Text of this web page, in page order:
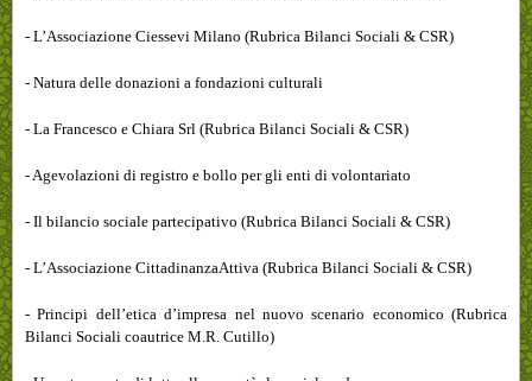
- L’Associazione Ciessevi Milano (Rubrica Bilanci Sociali & CSR)
- Natura delle donazioni a fondazioni culturali
- La Francesco e Chiara Srl (Rubrica Bilanci Sociali & CSR)
- Agevolazioni di registro e bollo per gli enti di volontariato
- Il bilancio sociale partecipativo (Rubrica Bilanci Sociali & CSR)
- L’Associazione CittadinanzaAttiva (Rubrica Bilanci Sociali & CSR)
- Principi dell’etica d’impresa nel nuovo scenario economico (Rubrica
Bilanci Sociali coautrice M.R. Cutillo)